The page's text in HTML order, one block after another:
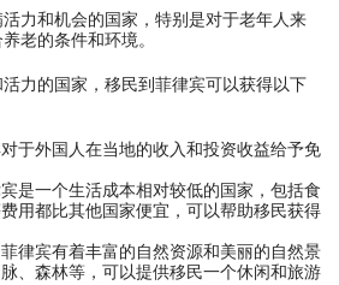
力和机会的国家，特别是对于老年人来
老的条件和环境。
力的国家，移民到菲律宾可以获得以下
于外国人在当地的收入和投资收益给予免
是一个生活成本相对较低的国家，包括食
用都比其他国家便宜，可以帮助移民获得
律宾有着丰富的自然资源和美丽的自然景
、森林等，可以提供移民一个休闲和旅游